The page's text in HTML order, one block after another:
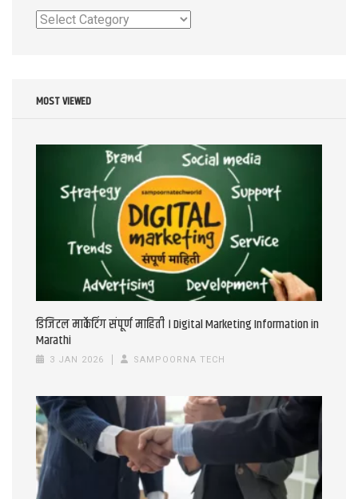
Categories
MOST VIEWED
डिजिटल मार्केटिंग संपूर्ण माहिती । Digital Marketing Information in
Marathi
3 JAN 2026 SAMPOORNA TECH